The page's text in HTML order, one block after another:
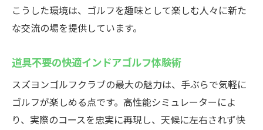
こうした環境は、ゴルフを趣味として楽しむ人々に新た
な交流の場を提供しています。
道具不要の快適インドアゴルフ体験術
スズヨンゴルフクラブの最大の魅力は、手ぶらで気軽に
ゴルフが楽しめる点です。高性能シミュレーターによ
り、実際のコースを忠実に再現し、天候に左右されず快